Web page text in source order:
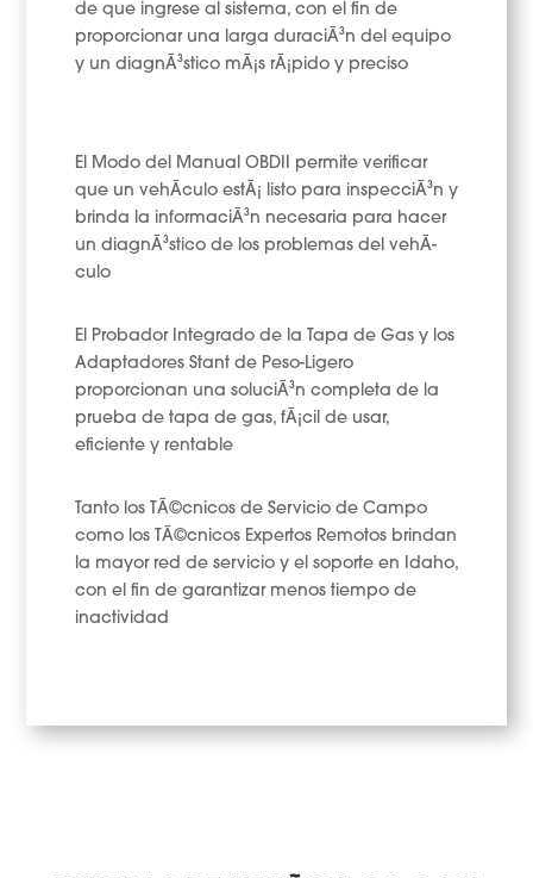
de que ingrese al sistema, con el fin de
proporcionar una larga duraciÃ³n del equipo
y un diagnÃ³stico mÃ¡s rÃ¡pido y preciso
El Modo del Manual OBDII permite verificar
que un vehÃ­culo estÃ¡ listo para inspecciÃ³n y
brinda la informaciÃ³n necesaria para hacer
un diagnÃ³stico de los problemas del vehÃ­
culo
El Probador Integrado de la Tapa de Gas y los
Adaptadores Stant de Peso-Ligero
proporcionan una soluciÃ³n completa de la
prueba de tapa de gas, fÃ¡cil de usar,
eficiente y rentable
Tanto los TÃ©cnicos de Servicio de Campo
como los TÃ©cnicos Expertos Remotos brindan
la mayor red de servicio y el soporte en Idaho,
con el fin de garantizar menos tiempo de
inactividad